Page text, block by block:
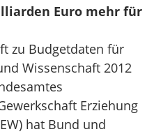
Euro mehr für
zu Budgetdaten für
Wissenschaft 2012
Erziehung
hat Bund und